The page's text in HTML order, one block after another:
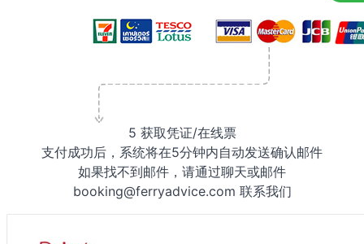
5 获取凭证/在线票
支付成功后，系统将在5分钟内自动发送确认邮件
如果找不到邮件，请通过聊天或邮件
booking@ferryadvice.com 联系我们